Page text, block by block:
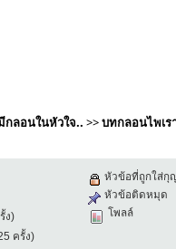
กลอนในหัวใจ.. >>บทกลอนไพเร
ง)
ครั้ง)
หัวข้อที่ถูกใส่กุ
หัวข้อติดหมุด
โพลล์